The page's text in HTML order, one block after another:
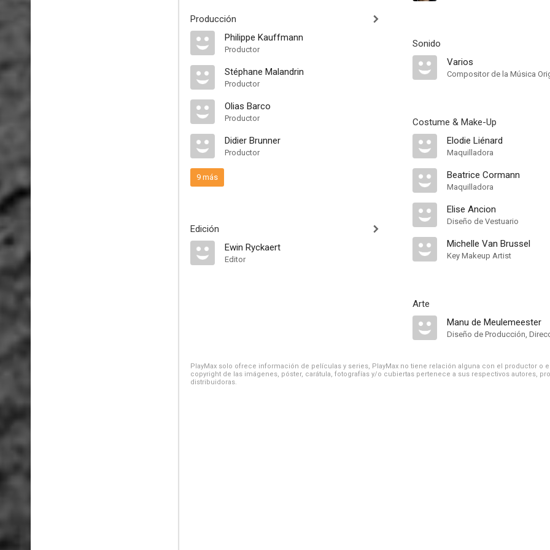
Producción
Philippe Kauffmann
Productor
Stéphane Malandrin
Productor
Olias Barco
Productor
Didier Brunner
Productor
9 más
Edición
Ewin Ryckaert
Editor
Sonido
Varios
Compositor de la Música
Costume & Make-Up
Elodie Liénard
Maquilladora
Beatrice Cormann
Maquilladora
Elise Ancion
Diseño de Vestuario
Michelle Van Brussel
Key Makeup Artist
Arte
Manu de Meulemeester
Diseño de Producción,
PlayMax solo ofrece información de películas y series, PlayMax no tiene relación alguna con el productor o
copyright de las imágenes, póster, carátula, fotografías y/o cubiertas pertenece a sus respectivos autores,
distribuidoras.